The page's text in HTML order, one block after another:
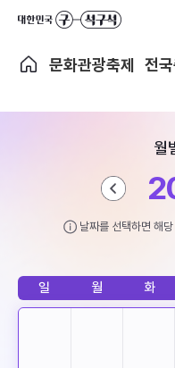
문화관광축제 전
월
날짜를 선택하면 해
일 월 화